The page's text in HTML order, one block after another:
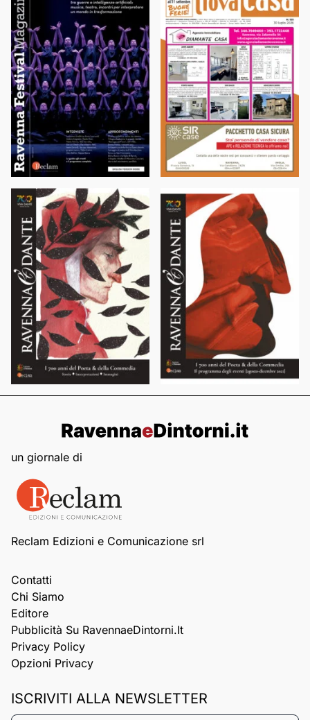
un giornale di
Reclam Edizioni e Comunicazione srl
Contatti
Chi Siamo
Editore
Pubblicità Su RavennaeDintorni.it
Privacy Policy
Opzioni Privacy
ISCRIVITI ALLA NEWSLETTER